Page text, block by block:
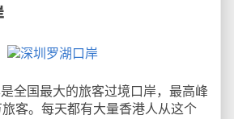
国最大的旅客过境口岸，最高峰
客。每天都有大量香港人从这个